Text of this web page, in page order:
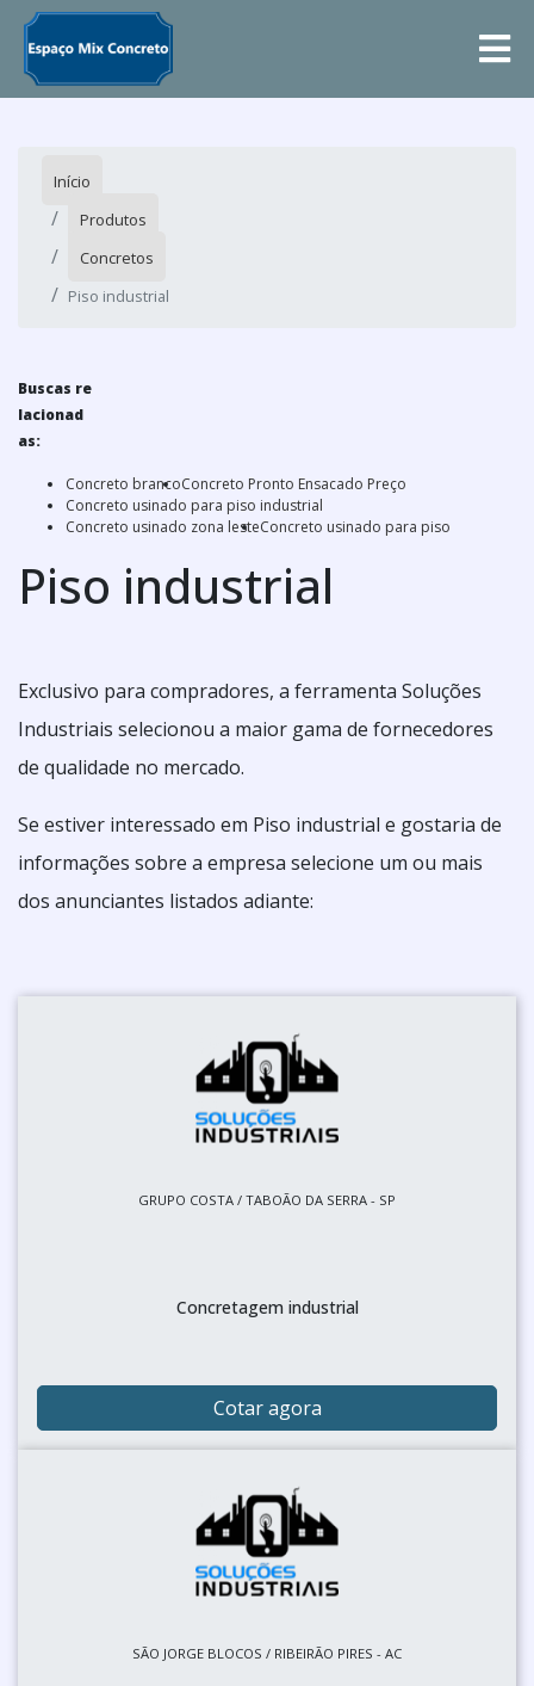
Início
Produtos
Concretos
Piso industrial
Buscas re
lacionad
as:
Concreto brancoConcreto Pronto Ensacado Preço
Concreto usinado para piso industrial
Concreto usinado zona lesteConcreto usinado para piso
Piso industrial
Exclusivo para compradores, a ferramenta Soluções
Industriais selecionou a maior gama de fornecedores
de qualidade no mercado.
Se estiver interessado em Piso industrial e gostaria de
informações sobre a empresa selecione um ou mais
dos anunciantes listados adiante:
GRUPO COSTA / TABOÃO DA SERRA - SP
Concretagem industrial
Cotar agora
SÃO JORGE BLOCOS / RIBEIRÃO PIRES - AC